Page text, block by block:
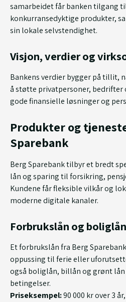
samarbeidet får banken tilgang
konkurransedyktige produkter,
sin lokale selvstendighet.
Visjon, verdier og
Bankens verdier bygger på tillit,
å støtte privatpersoner, bedrifter
gode finansielle løsninger og
Produkter og
Sparebank
Berg Sparebank tilbyr et bredt
lån og sparing til forsikring,
Kundene får fleksible vilkår og
moderne digitale kanaler.
Forbrukslån og boliglån
Et forbrukslån fra Berg
oppussing til ferie eller
også boliglån, billån og grønt
betingelser.
Priseksempel:90 000 kr over 3